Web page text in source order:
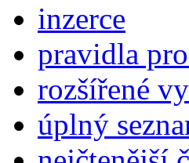
inzerce
pravidla
rozšířené
úplný